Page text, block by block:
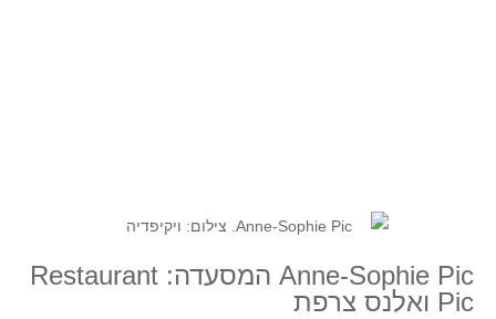
Anne-Sophie Pic המסעדה: Restaurant
Pic ואלנס צרפת